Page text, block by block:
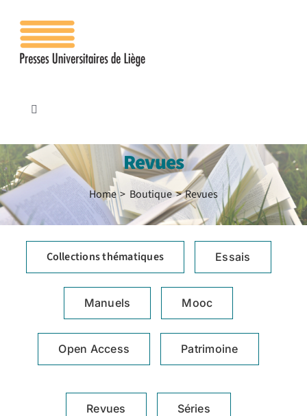
contenu
Toggle
Accueil
Les presses
Revues
Home Boutique Revues
Collections thématiques Essais
Manuels Mooc
Open Access Patrimoine
Revues Séries